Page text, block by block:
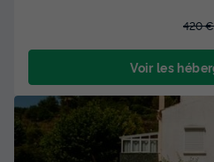
420 €
Voir les